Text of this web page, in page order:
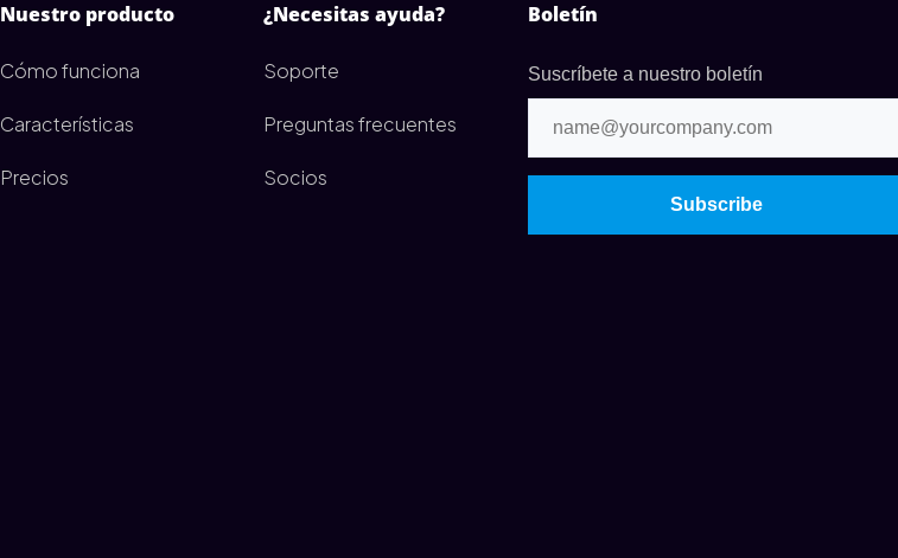
Nuestro producto
Cómo funciona
Características
Precios
¿Necesitas ayuda?
Soporte
Preguntas frecuentes
Socios
Boletín
Suscríbete a nuestro boletín